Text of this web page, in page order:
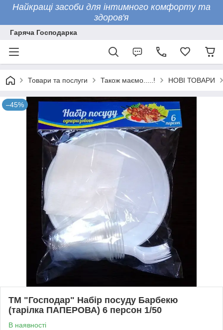
Найкращі засоби для інтимного комфорту та
здоров'я
Гаряча Господарка
Товари та послуги Також маємо.....! НОВІ ТОВАРИ
–45%
ТМ "Господар" Набір посуду Барбекю
(тарілка ПАПЕРОВА) 6 персон 1/50
В наявності